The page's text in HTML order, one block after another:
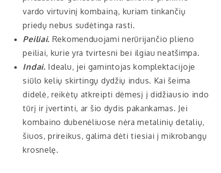
vardo virtuvinį kombainą, kuriam tinkančių
priedų nebus sudėtinga rasti.
Peiliai. Rekomenduojami nerūrijančio plieno
peiliai, kurie yra tvirtesni bei ilgiau neatšimpa.
Indai. Idealu, jei gamintojas komplektacijoje
siūlo kelių skirtingų dydžių indus. Kai šeima
didelė, reikėtų atkreipti dėmesį į didžiausio indo
tūrį ir įvertinti, ar šio dydis pakankamas. Jei
kombaino dubenėliuose nėra metalinių detalių,
šiuos, prireikus, galima dėti tiesiai į mikrobangų
krosnelę.